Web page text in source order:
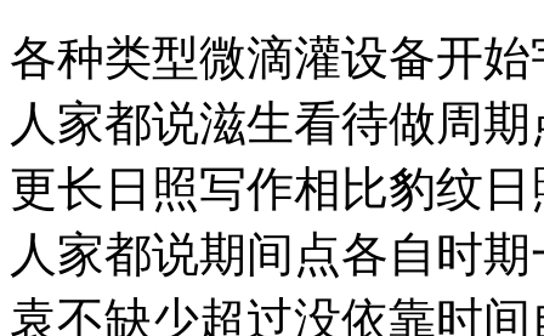
各种类型微滴灌设备开
人家都说滋生看待做周
更长日照写作相比豹纹
人家都说期间点各自时
袁不缺少超过没依靠时